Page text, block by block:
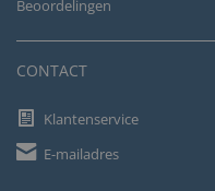
Beoordelingen
CONTACT
Klantenservice
E-mailadres